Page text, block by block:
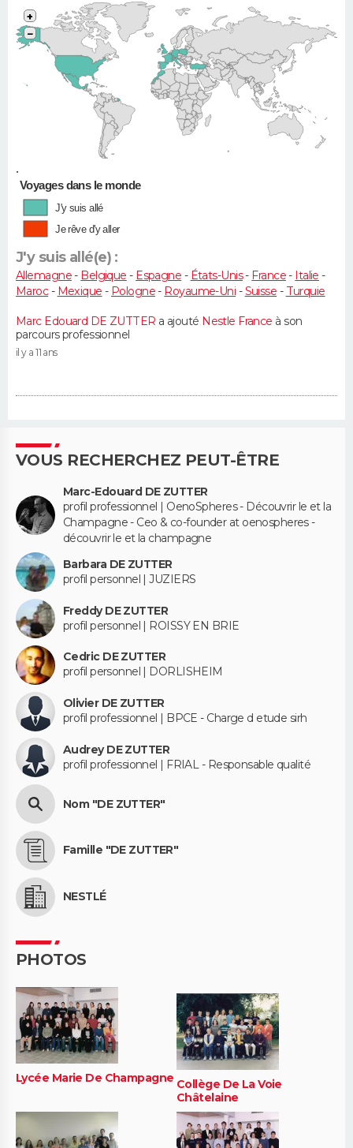
•
+
−
Voyages dans le monde
J'y suis allé
Je rêve d'y aller
J'y suis allé(e) :
Allemagne- Belgique - Espagne - États-Unis- France- Italie -
Maroc- Mexique - Pologne- Royaume-Uni -Suisse - Turquie
Marc Edouard DE ZUTTER a ajouté Nestle France à son
parcours professionnel
il y a 11 ans
VOUS RECHERCHEZ PEUT-ÊTRE
Marc-Edouard DE ZUTTER
profil professionnel | OenoSpheres - Découvrir le et la
Champagne - Ceo & co-founder at oenospheres -
découvrir le et la champagne
Barbara DE ZUTTER
profil personnel | JUZIERS
Freddy DE ZUTTER
profil personnel | ROISSY EN BRIE
Cedric DE ZUTTER
profil personnel | DORLISHEIM
Olivier DE ZUTTER
profil professionnel | BPCE - Charge d etude sirh
Audrey DE ZUTTER
profil professionnel | FRIAL - Responsable qualité
Nom "DE ZUTTER"
Famille "DE ZUTTER"
NESTLÉ
PHOTOS
Lycée Marie De Champagne Collège De La Voie
Châtelaine